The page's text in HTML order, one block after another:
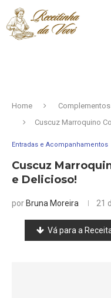
Home Complementos
Cuscuz Marroquino
Entradas e Acompanhamentos
Cuscuz
e Delicioso!
por Bruna Moreira 21
Vá para a